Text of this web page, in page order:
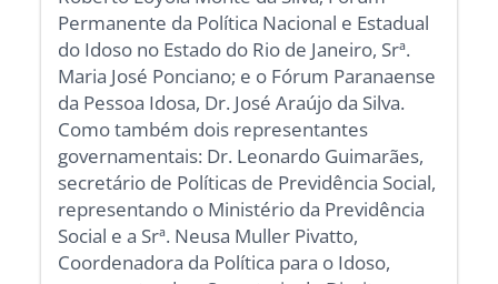
Permanente da Política Nacional e Estadual
do Idoso no Estado do Rio de Janeiro, Srª.
Maria José Ponciano; e o Fórum Paranaense
da Pessoa Idosa, Dr. José Araújo da Silva.
Como também dois representantes
governamentais: Dr. Leonardo Guimarães,
secretário de Políticas de Previdência Social,
representando o Ministério da Previdência
Social e a Srª. Neusa Muller Pivatto,
Coordenadora da Política para o Idoso,